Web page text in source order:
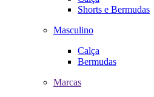
Shorts e Bermudas
Masculino
Calça
Bermudas
Marcas